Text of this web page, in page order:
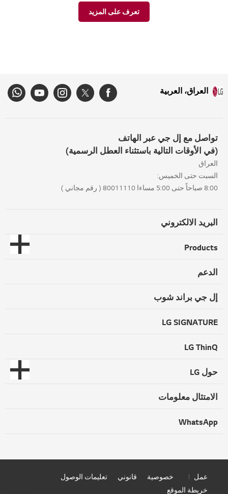
تعرف على المزيد
العراق، العربية
تواصل مع إل جي عبر الهاتف
(في الأوقات التالية باستثناء العطل الرسمية)
العراق
السبت حتى الخميس:
8:00 صباحاً حتى 5:00 مساءا 80011110 ( رقم مجاني )
البريد الالكتروني
Products
الدعم
إل جي براند شوب
LG SIGNATURE
LG ThinQ
حول LG
الامتثال معلومات
WhatsApp
عمل خصوصية قانوني
تعليمات الوصول
خريطة الموقع